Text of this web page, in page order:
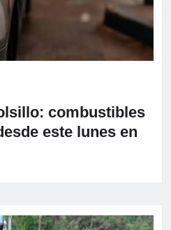
combustibles
este lunes en